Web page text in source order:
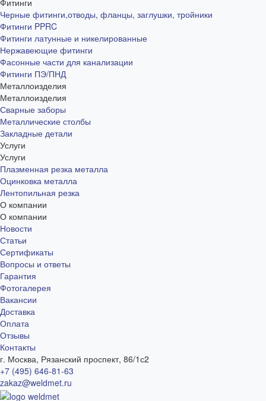
Фитинги
Черные фитинги,отводы, фланцы, заглушки, тройники
Фитинги PPRC
Фитинги латунные и никелированные
Нержавеющие фитинги
Фасонные части для канализации
Фитинги ПЭ/ПНД
Металлоизделия
Металлоизделия
Сварные заборы
Металлические столбы
Закладные детали
Услуги
Услуги
Плазменная резка металла
Оцинковка металла
Лентопильная резка
О компании
О компании
Новости
Статьи
Сертификаты
Вопросы и ответы
Гарантия
Фотогалерея
Вакансии
Доставка
Оплата
Отзывы
Контакты
г. Москва, Рязанский проспект, 86/1с2
+7 (495) 646-81-63
zakaz@weldmet.ru